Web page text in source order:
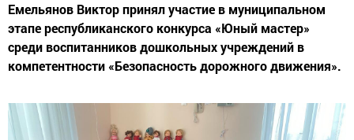
Емельянов Виктор принял участие в муниципальном
этапе республиканского конкурса «Юный мастер»
среди воспитанников дошкольных учреждений в
компетентности «Безопасность дорожного движения».